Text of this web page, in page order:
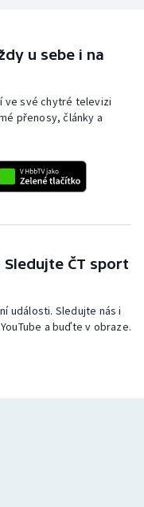
u sebe i na
ve své chytré televizi
přenosy, články a
ČT sport
události. Sledujte nás i
a buďte v obraze.